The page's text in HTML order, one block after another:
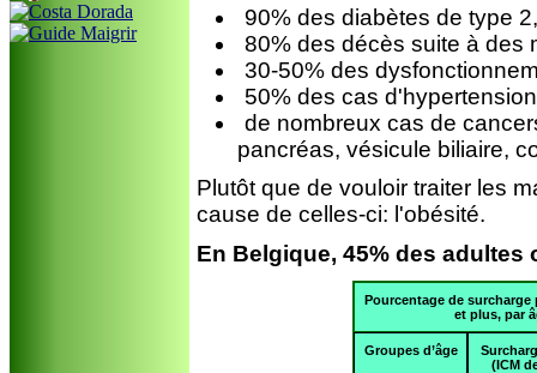
90% des diabètes de type 2,
80% des décès suite à des
30-50% des
50% des cas
de nombreux cas de
pancréas, vésicule biliaire,
Plutôt que de vouloir traiter les
cause de celles-ci: l'obésité.
En Belgique, 45% des
Pourcentage de surcharge
et plus, par
Groupes d’âge
(ICM